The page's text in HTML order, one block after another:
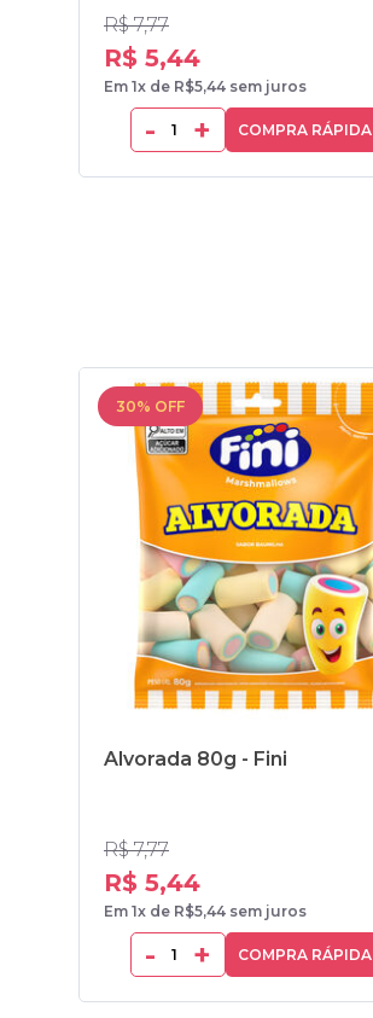
R$ 7,77
R$ 5,44
Em 1x de R$5,44 sem juros
- + COMPRA RÁPIDA
30% OFF
Alvorada 80g - Fini
R$ 7,77
R$ 5,44
Em 1x de R$5,44 sem juros
- + COMPRA RÁPIDA